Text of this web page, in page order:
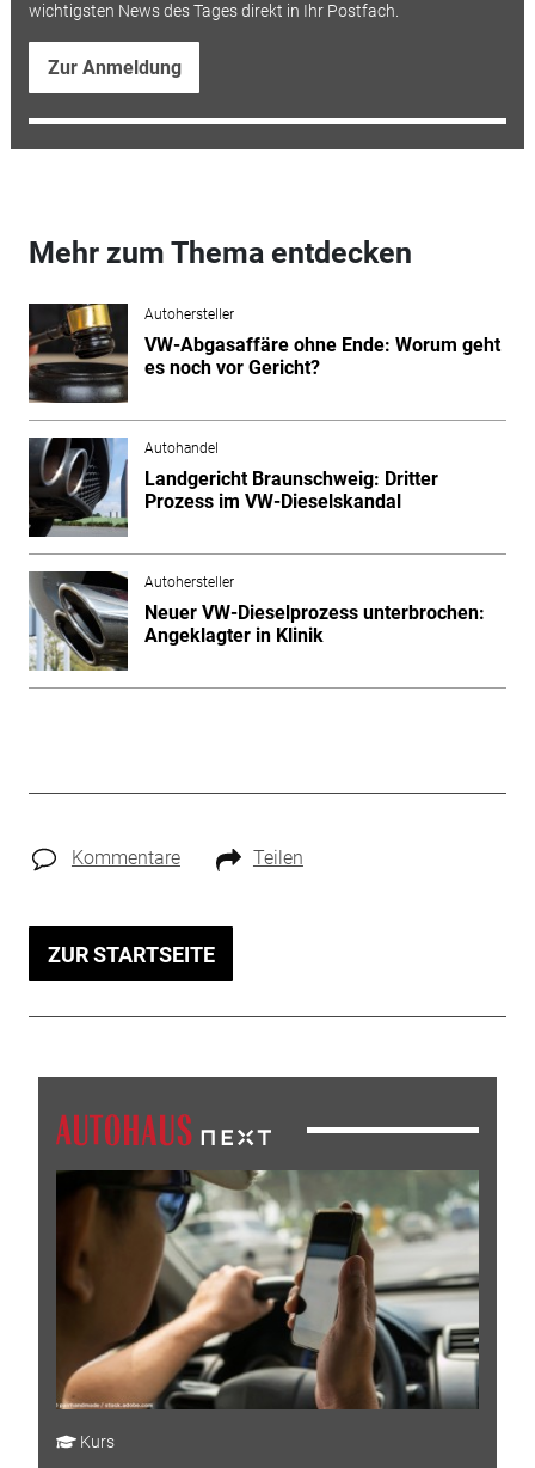
wichtigsten News des Tages direkt in Ihr Postfach.
Zur Anmeldung
Mehr zum Thema entdecken
Autohersteller
VW-Abgasaffäre ohne Ende: Worum geht
es noch vor Gericht?
Autohandel
Landgericht Braunschweig: Dritter
Prozess im VW-Dieselskandal
Autohersteller
Neuer VW-Dieselprozess unterbrochen:
Angeklagter in Klinik
Kommentare Teilen
ZUR STARTSEITE
Kurs